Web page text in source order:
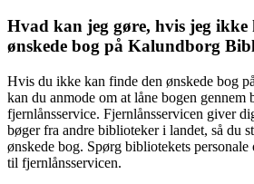
Hvad kan jeg gøre, hvis jeg ikke
ønskede bog på Kalundborg
Hvis du ikke kan finde den ønskede bog
kan du anmode om at låne bogen gennem
fjernlånsservice. Fjernlånsservicen giver
bøger fra andre biblioteker i landet, så du
ønskede bog. Spørg bibliotekets
til fjernlånsservicen.